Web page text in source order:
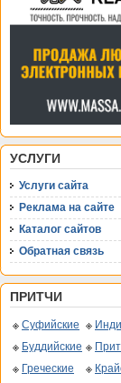
УСЛУГИ
Услуги сайта
Реклама на сайте
Каталог сайтов
Обратная связь
ПРИТЧИ
Суфийские
Буддийские
Греческие